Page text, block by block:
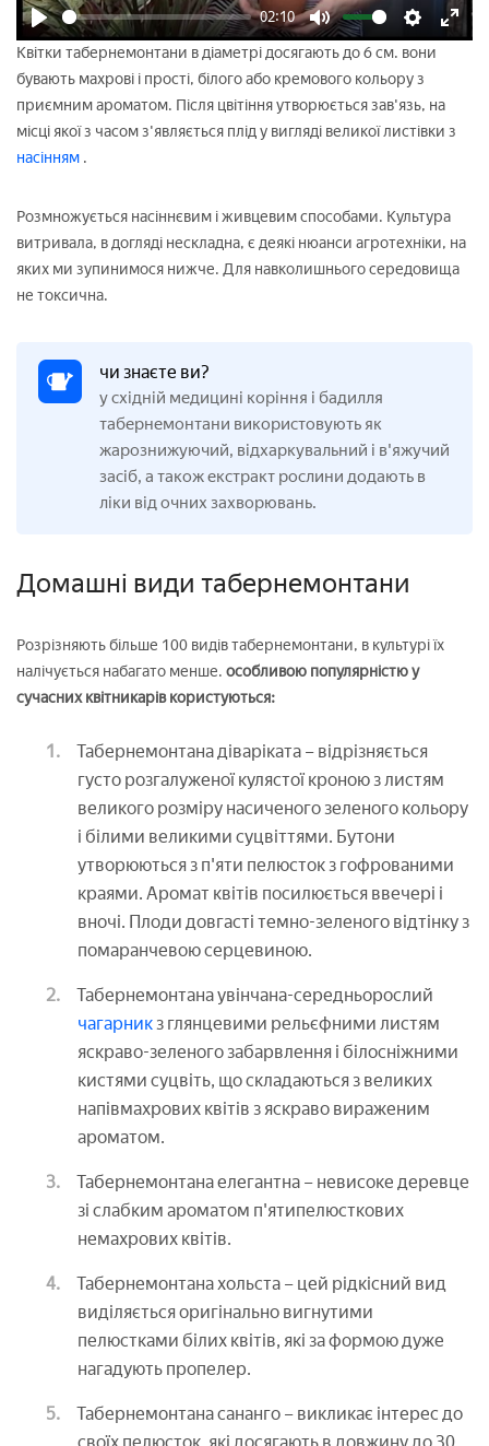
Play
02:10
Mute Settings
Enter
Квітки табернемонтани в діаметрі досягають до 6 см. вони
бувають махрові і прості, білого або кремового кольору з
приємним ароматом. Після цвітіння утворюється зав'язь, на
місці якої з часом з'являється плід у вигляді великої листівки з
насінням .
Розмножується насіннєвим і живцевим способами. Культура
витривала, в догляді нескладна, є деякі нюанси агротехніки, на
яких ми зупинимося нижче. Для навколишнього середовища
не токсична.
чи знаєте ви?
у східній медицині коріння і бадилля
табернемонтани використовують як
жарознижуючий, відхаркувальний і в'яжучий
засіб, а також екстракт рослини додають в
ліки від очних захворювань.
Домашні види табернемонтани
Розрізняють більше 100 видів табернемонтани, в культурі їх
налічується набагато менше. особливою популярністю у
сучасних квітникарів користуються:
Табернемонтана діваріката – відрізняється
густо розгалуженої кулястої кроною з листям
великого розміру насиченого зеленого кольору
і білими великими суцвіттями. Бутони
утворюються з п'яти пелюсток з гофрованими
краями. Аромат квітів посилюється ввечері і
вночі. Плоди довгасті темно-зеленого відтінку з
помаранчевою серцевиною.
Табернемонтана увінчана-середньорослий
чагарник з глянцевими рельєфними листям
яскраво-зеленого забарвлення і білосніжними
кистями суцвіть, що складаються з великих
напівмахрових квітів з яскраво вираженим
ароматом.
Табернемонтана елегантна – невисоке деревце
зі слабким ароматом п'ятипелюсткових
немахрових квітів.
Табернемонтана хольста – цей рідкісний вид
виділяється оригінально вигнутими
пелюстками білих квітів, які за формою дуже
нагадують пропелер.
Табернемонтана сананго – викликає інтерес до
своїх пелюсток, які досягають в довжину до 30